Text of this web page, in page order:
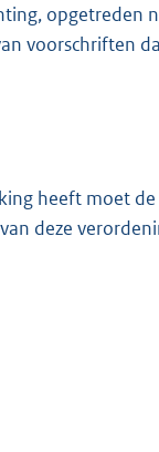
opgetreden
voorschriften
heeft moet
deze